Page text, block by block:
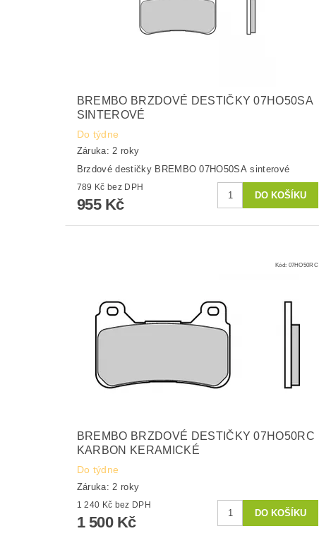
BREMBO BRZDOVÉ DESTIČKY 07HO50SA
SINTEROVÉ
Do týdne
Záruka: 2 roky
Brzdové destičky BREMBO 07HO50SA sinterové
789 Kč bez DPH
955 Kč
Kód: 07HO50RC
BREMBO BRZDOVÉ DESTIČKY 07HO50RC
KARBON KERAMICKÉ
Do týdne
Záruka: 2 roky
1 240 Kč bez DPH
1 500 Kč